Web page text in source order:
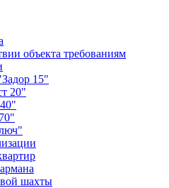
объекта требованиям
15"
20"
шахты